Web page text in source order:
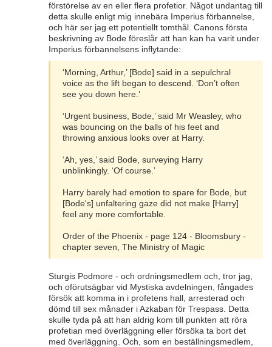
förstörelse av en eller flera profetior. Något undantag till
detta skulle enligt mig innebära Imperius förbannelse,
och här ser jag ett potentiellt tomthål. Canons första
beskrivning av Bode föreslår att han kan ha varit under
Imperius förbannelsens inflytande:
‘Morning, Arthur,’ [Bode] said in a sepulchral
voice as the lift began to descend. ‘Don’t often
see you down here.’
‘Urgent business, Bode,’ said Mr Weasley, who
was bouncing on the balls of his feet and
throwing anxious looks over at Harry.
‘Ah, yes,’ said Bode, surveying Harry
unblinkingly. ‘Of course.’
Harry barely had emotion to spare for Bode, but
[Bode's] unfaltering gaze did not make [Harry]
feel any more comfortable.
Order of the Phoenix - page 124 - Bloomsbury -
chapter seven, The Ministry of Magic
Sturgis Podmore - och ordningsmedlem och, tror jag,
och oförutsägbar vid Mystiska avdelningen, fångades
försök att komma in i profetens hall, arresterad och
dömd till sex månader i Azkaban för Trespass. Detta
skulle tyda på att han aldrig kom till punkten att röra
profetian med överläggning eller försöka ta bort det
med överläggning. Och, som en beställningsmedlem,